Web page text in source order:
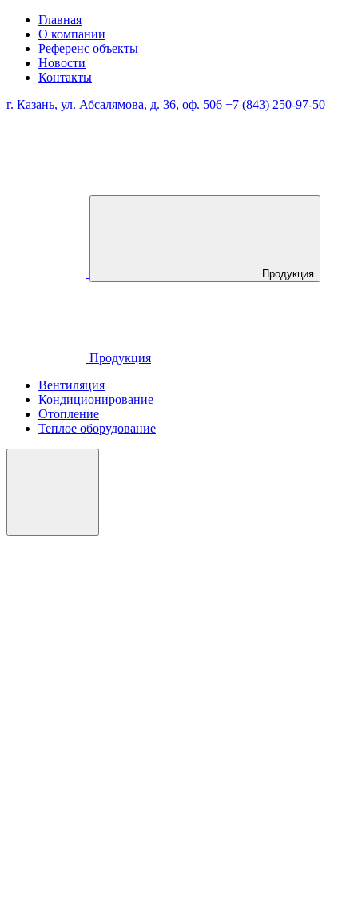
Главная
О компании
Референс объекты
Новости
Контакты
г. Казань, ул. Абсалямова, д. 36, оф. 506 +7 (843) 250-97-50
Продукция
Продукция
Вентиляция
Кондиционирование
Отопление
Теплое оборудование